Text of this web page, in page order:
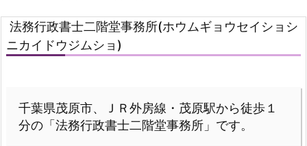
法務行政書士二階堂事務所(ホウムギョウセイショシ
ニカイドウジムショ)
千葉県茂原市、ＪＲ外房線・茂原駅から徒歩１
分の「法務行政書士二階堂事務所」です。